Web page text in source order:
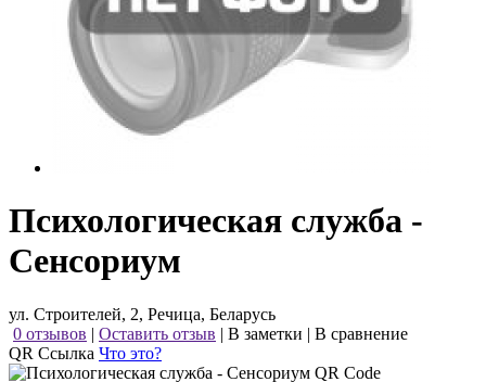
Психологическая служба -
Сенсориум
ул. Строителей, 2, Речица, Беларусь
0 отзывов | Оставить отзыв | В заметки | В сравнение
QR Ссылка Что это?